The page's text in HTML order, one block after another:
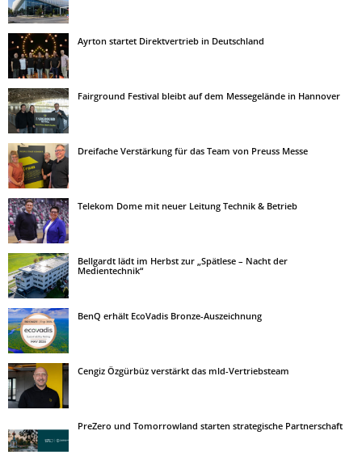
Ayrton startet Direktvertrieb in Deutschland
Fairground Festival bleibt auf dem Messegelände in Hannover
Dreifache Verstärkung für das Team von Preuss Messe
Telekom Dome mit neuer Leitung Technik & Betrieb
Bellgardt lädt im Herbst zur „Spätlese – Nacht der
Medientechnik“
BenQ erhält EcoVadis Bronze-Auszeichnung
Cengiz Özgürbüz verstärkt das mld-Vertriebsteam
PreZero und Tomorrowland starten strategische Partnerschaft